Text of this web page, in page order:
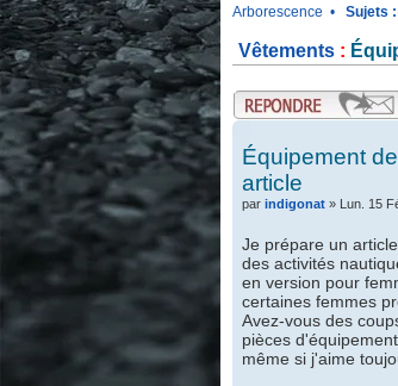
Arborescence • Sujets :
Vêtements :
..
Équipement
article
par indigonat» Lun. 15
Je prépare un
des activités
en version pour
certaines femmes
Avez-vous des
pièces
même si j'aime